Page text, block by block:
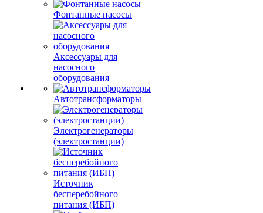
Фонтанные насосы
Аксессуары для
насосного
оборудования
Автотрансформаторы
Электрогенераторы
(электростанции)
Источник
бесперебойного
питания (ИБП)